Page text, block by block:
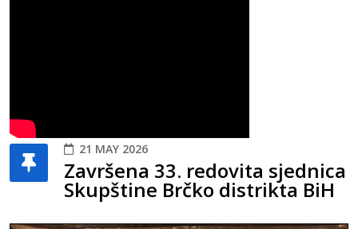
21 MAY 2026
Završena 33. redovita sjednica
Skupštine Brčko distrikta BiH